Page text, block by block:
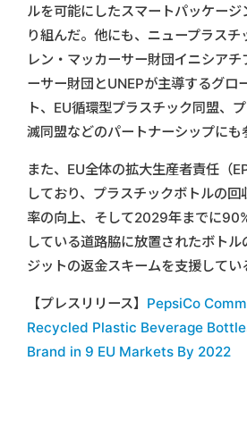
ルを可能にしたスマートパッケー
り組んだ。他にも、ニュープラス
レン・マッカーサー財団イニシアチ
ーサー財団とUNEPが主導するグロ
ト、EU循環型プラスチック同盟、
滅同盟などのパートナーシップにも
また、EU全体の拡大生産者責任（
しており、プラスチックボトルの
率の向上、そして2029年までに
している道路脇に放置されたボト
ジットの返金スキームを支援してい
【プレスリリース】 PepsiCo
Recycled Plastic Beverage
Brand in 9 EU Markets By 2022